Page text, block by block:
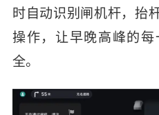
时自动识别闸机杆，抬
操作，让早晚高峰的
全。